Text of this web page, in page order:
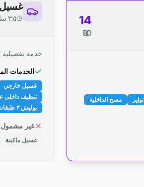
14
BD
مسح الداخلية
غسيل
٣.٥ ساعات
خدمة تفصيلية
الخدمات
غسيل خارجي
تنظيف داخلي
بوليش ٣ طبقات
غير مشمول
غسيل ماكينة